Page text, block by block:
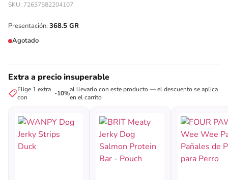
SKU: 72637582204107
Presentación: 368.5 GR
Agotado
Extra a precio insuperable
Elige 1 extra
con
-10%al llevarlo con este producto — el descuento se aplica
en el carrito